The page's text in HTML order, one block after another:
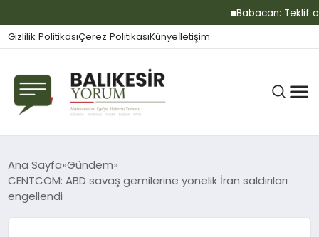
Babacan: Teklif
Gizlilik PolitikasıÇerez PolitikasıKünyeİletişim
BALIKESIR
GÜNDEM
Ana Sayfa Gündem
CENTCOM: ABD savaş gemilerine yönelik İran saldırıları
engellendi